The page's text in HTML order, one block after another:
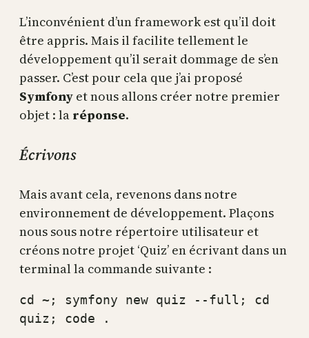
L’inconvénient d’un framework est qu’il doit
être appris. Mais il facilite tellement le
développement qu’il serait dommage de s’en
passer. C’est pour cela que j’ai proposé
Symfony et nous allons créer notre premier
objet : la réponse.
Écrivons
Mais avant cela, revenons dans notre
environnement de développement. Plaçons
nous sous notre répertoire utilisateur et
créons notre projet ‘Quiz’ en écrivant dans un
terminal la commande suivante :
cd ~; symfony new quiz --full; cd
quiz; code .